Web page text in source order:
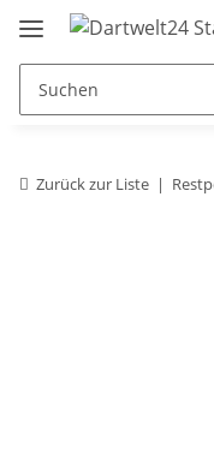
Zurück zur Liste